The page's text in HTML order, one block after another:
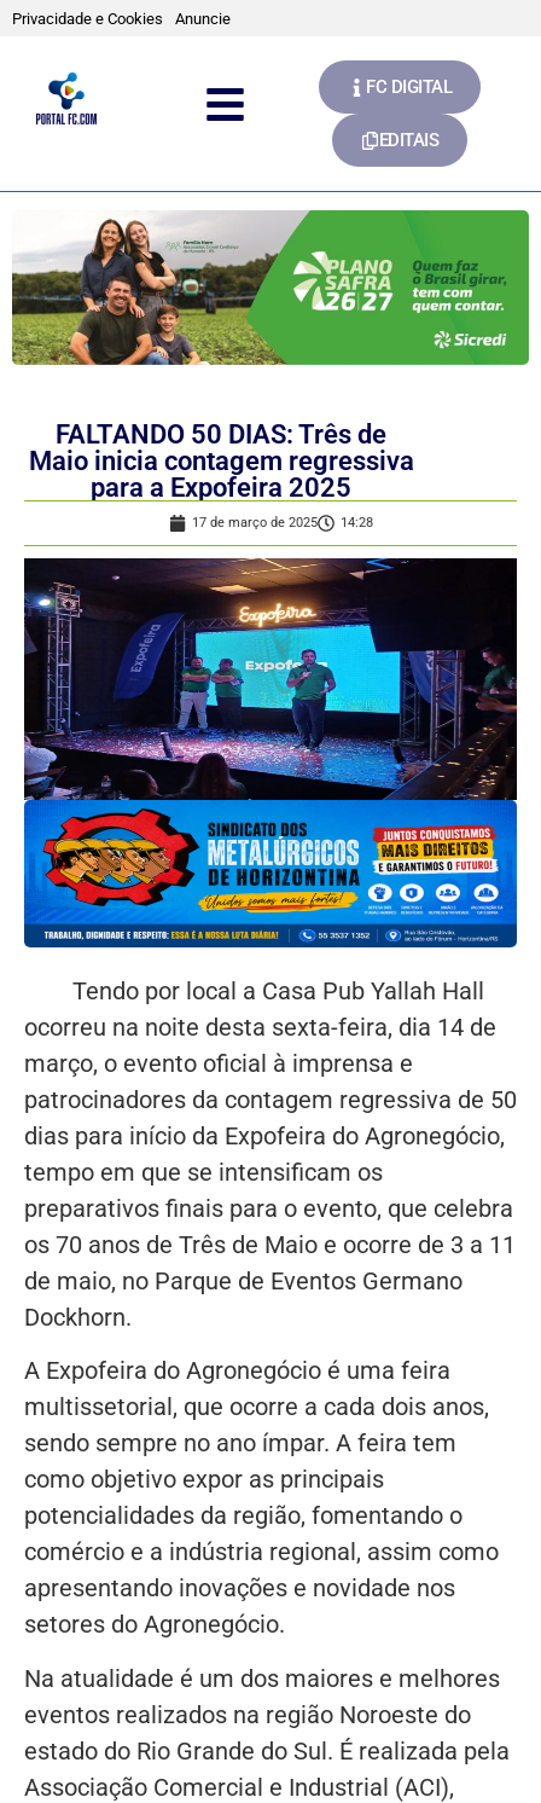
Privacidade e Cookies Anuncie
FC DIGITAL
EDITAIS
FALTANDO 50 DIAS: Três de
Maio inicia contagem regressiva
para a Expofeira 2025
17 de março de 2025 14:28
Tendo por local a Casa Pub Yallah Hall
ocorreu na noite desta sexta-feira, dia 14 de
março, o evento oficial à imprensa e
patrocinadores da contagem regressiva de 50
dias para início da Expofeira do Agronegócio,
tempo em que se intensificam os
preparativos finais para o evento, que celebra
os 70 anos de Três de Maio e ocorre de 3 a 11
de maio, no Parque de Eventos Germano
Dockhorn.
A Expofeira do Agronegócio é uma feira
multissetorial, que ocorre a cada dois anos,
sendo sempre no ano ímpar. A feira tem
como objetivo expor as principais
potencialidades da região, fomentando o
comércio e a indústria regional, assim como
apresentando inovações e novidade nos
setores do Agronegócio.
Na atualidade é um dos maiores e melhores
eventos realizados na região Noroeste do
estado do Rio Grande do Sul. É realizada pela
Associação Comercial e Industrial (ACI),